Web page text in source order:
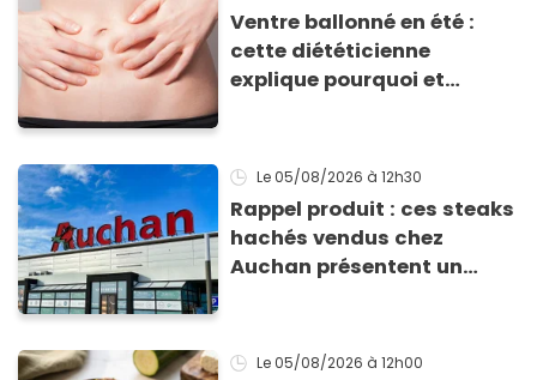
Ventre ballonné en été :
cette diététicienne
explique pourquoi et
Le 05/08/2026 à 12h30
Rappel produit : ces steaks
hachés vendus chez
Auchan présentent un
Le 05/08/2026 à 12h00